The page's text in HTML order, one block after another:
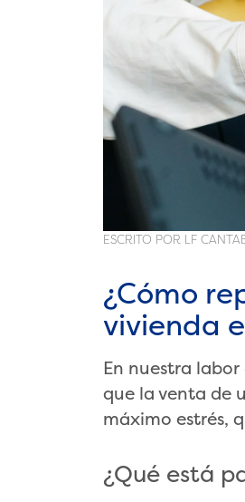
ESCRITO POR LF
¿Cómo
vivienda
En nuestra
que la venta de
máximo estrés,
¿Qué está